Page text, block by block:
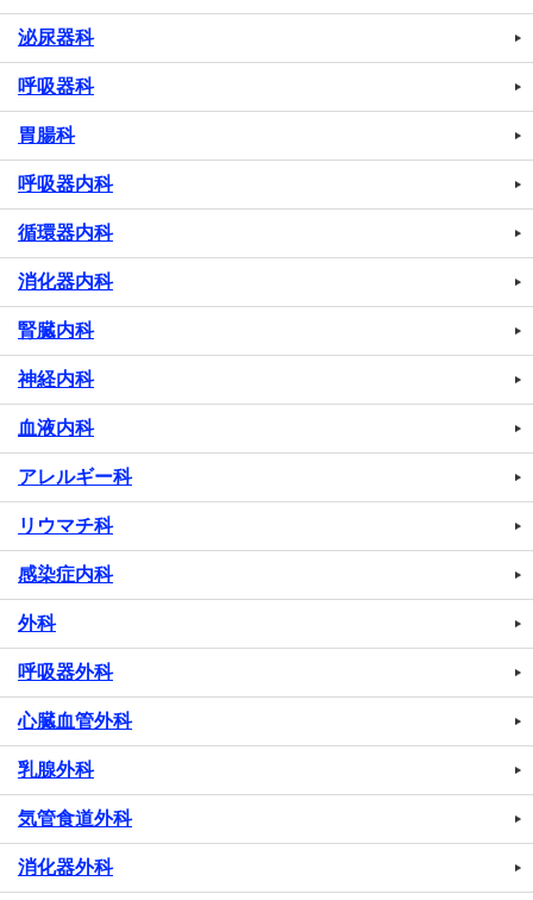
泌尿器科
呼吸器科
胃腸科
呼吸器内科
循環器内科
消化器内科
腎臓内科
神経内科
血液内科
アレルギー科
リウマチ科
感染症内科
外科
呼吸器外科
心臓血管外科
乳腺外科
気管食道外科
消化器外科